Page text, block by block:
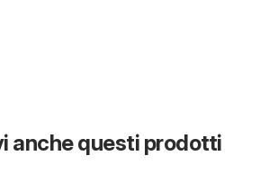
anche questi prodotti